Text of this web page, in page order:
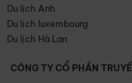
Du lịch Anh
Du lịch luxembourg
Du lịch Hà Lan
CÔNG TY CỔ PHẦN